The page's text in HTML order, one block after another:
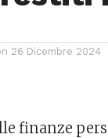
26 Dicembre 2024
finanze